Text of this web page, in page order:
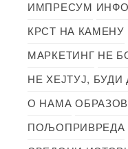
ИМПРЕСУМ ИНФО
КРСТ НА КАМЕНУ
МАРКЕТИНГ НЕ
НЕ ХЕЈТУЈ, БУДИ
О НАМА
ПОЉОПРИВРЕДА